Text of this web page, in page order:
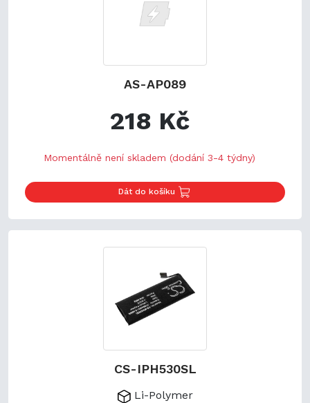
AS-AP089
218 Kč
Momentálně není skladem (dodání 3-4 týdny)
Dát do košíku
CS-IPH530SL
Li-Polymer